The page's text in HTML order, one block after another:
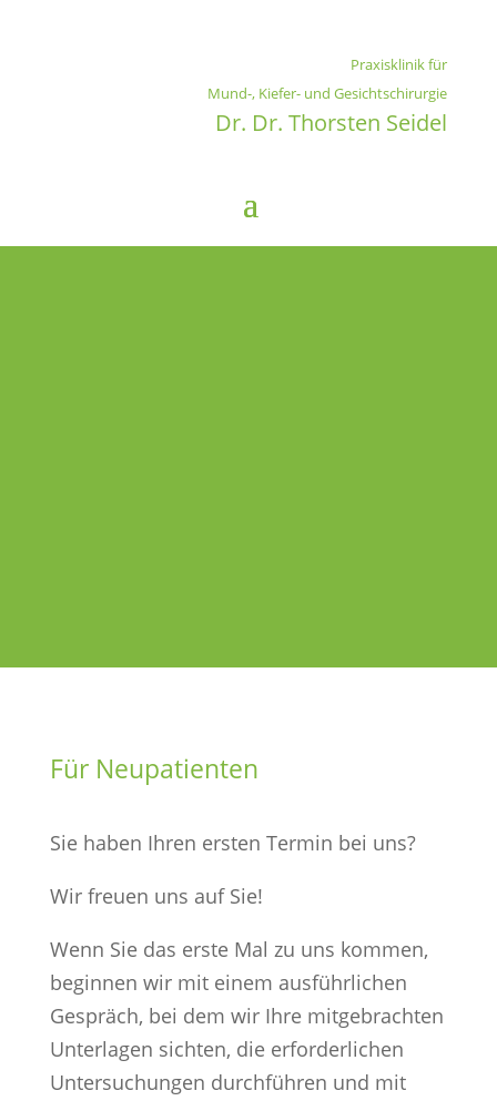
Praxisklinik für
Mund-, Kiefer- und Gesichtschirurgie
Dr. Dr. Thorsten Seidel
Für Neupatienten
Sie haben Ihren ersten Termin bei uns?
Wir freuen uns auf Sie!
Wenn Sie das erste Mal zu uns kommen,
beginnen wir mit einem ausführlichen
Gespräch, bei dem wir Ihre mitgebrachten
Unterlagen sichten, die erforderlichen
Untersuchungen durchführen und mit